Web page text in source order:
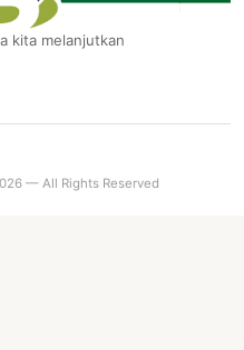
kita melanjutkan
— All Rights Reserved